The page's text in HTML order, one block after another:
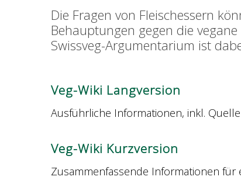
Die Fragen von Fleischessern
Behauptungen gegen die
Swissveg-Argumentarium ist
Veg-Wiki Langversion
Ausführliche Informationen, inkl.
Veg-Wiki Kurzversion
Zusammenfassende Informationen für